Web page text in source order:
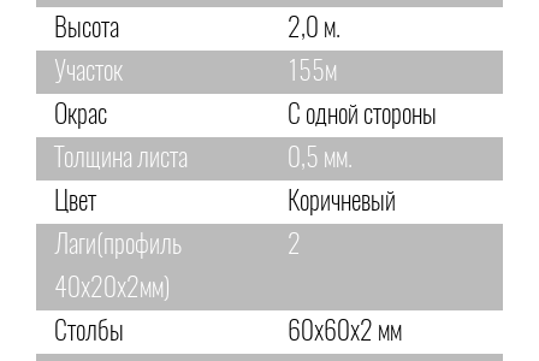
Высота
2,0 м.
Участок
155м
Окрас
С одной стороны
Толщина листа
0,5 мм.
Цвет
Коричневый
Лаги(профиль
40х20х2мм)
2
Столбы
60х60х2 мм